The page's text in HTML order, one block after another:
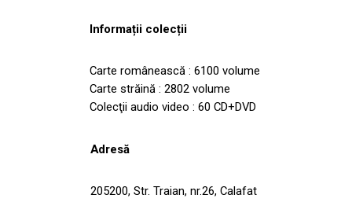
Informații colecții
Carte românească : 6100 volume
Carte străină : 2802 volume
Colecţii audio video : 60 CD+DVD
Adresă
205200‎, Str. Traian, nr.26, Calafat